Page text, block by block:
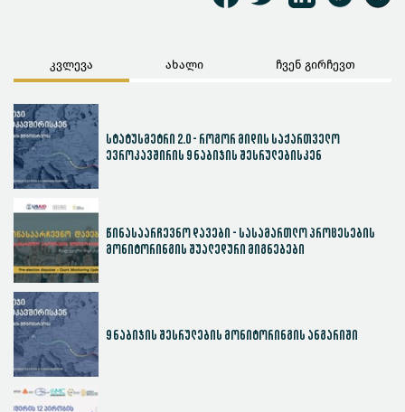
კვლევა ახალი ჩვენ გირჩევთ
სტატუსმეტრი 2.0 - როგორ მიდის საქართველო
ევროკავშირის 9 ნაბიჯის შესრულებისკენ
წინასაარჩევნო დავები - სასამართლო პროცესების
მონიტორინგის შუალედური მიგნებები
9 ნაბიჯის შესრულების მონიტორინგის ანგარიში